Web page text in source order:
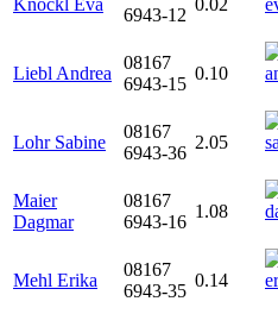
Knöckl Eva
6943-12
0.02
Liebl Andrea
08167
6943-15
0.10
Lohr Sabine
08167
6943-36
2.05
Maier
Dagmar
08167
6943-16
1.08
Mehl Erika
08167
6943-35
0.14